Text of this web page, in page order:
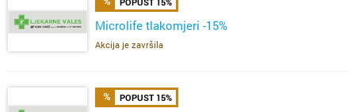
Microlife tlakomjeri -15%
Akcija je završila
POPUST 15%